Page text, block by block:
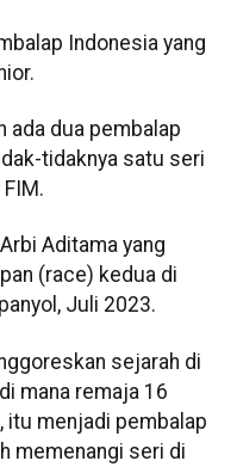
Indonesia yang
ada dua pembalap
tidaknya satu seri
Aditama yang
(race) kedua di
Juli 2023.
sejarah di
mana remaja 16
itu menjadi pembalap
memenangi seri di